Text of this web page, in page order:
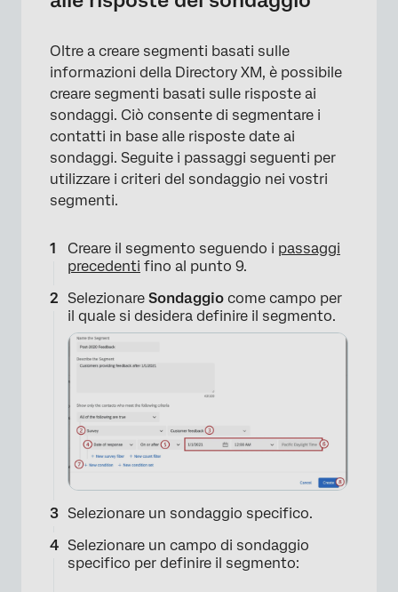
×
×
Oltre a creare segmenti basati sulle
informazioni della Directory XM, è possibile
creare segmenti basati sulle risposte ai
sondaggi. Ciò consente di segmentare i
contatti in base alle risposte date ai
sondaggi. Seguite i passaggi seguenti per
utilizzare i criteri del sondaggio nei vostri
segmenti.
Creare il segmento seguendo i passaggi
precedenti fino al punto 9.
Selezionare Sondaggio come campo per
il quale si desidera definire il segmento.
Selezionare un sondaggio specifico.
Selezionare un campo di sondaggio
specifico per definire il segmento: